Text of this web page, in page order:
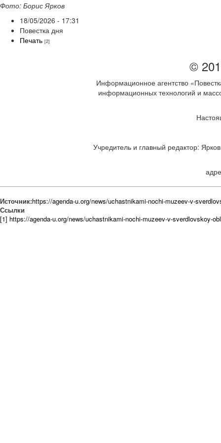
Фото: Борис Ярков
18/05/2026 - 17:31
Повестка дня
Печать [2]
©
Информационное агентство
информационных технологий и
Учредитель и главный редактор:
Источник:https://agenda-u.org/news/uchastnikami-nochi-muzeev-v-
Ссылки
[1] https://agenda-u.org/news/uchastnikami-nochi-muzeev-v-sverdlovskoy-